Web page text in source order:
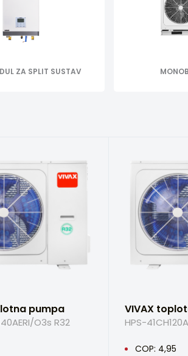
ZA SPLIT SUSTAV
pumpa
O3s R32
VIVAX
HPS-
COP: 4,95